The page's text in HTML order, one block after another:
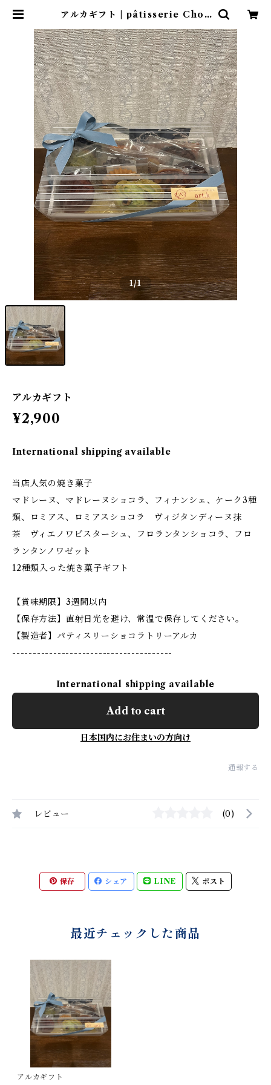
アルカギフト | pâtisserie Choc
ョコラトリーアルカ）
1/1
アルカギフト
¥2,900
International shipping available
当店人気の焼き菓子
マドレーヌ、マドレーヌショコラ、フィナンシェ、ケーク3種
類、ロミアス、ロミアスショコラ ヴィジタンディーヌ抹
茶 ヴィエノワピスターシュ、フロランタンショコラ、フロ
ランタンノワゼット
12種類入った焼き菓子ギフト
【賞味期限】3週間以内
【保存方法】直射日光を避け、常温で保存してください。
【製造者】パティスリーショコラトリーアルカ
---------------------------------------
International shipping available
Add to cart
日本国内にお住まいの方向け
通報する
レビュー (0)
保存 シェア LINE ポスト
最近チェックした商品
アルカギフト